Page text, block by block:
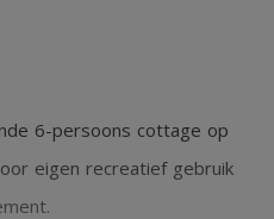
6-persoons cottage op
eigen recreatief gebruik